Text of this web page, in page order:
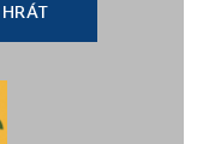
HRÁT